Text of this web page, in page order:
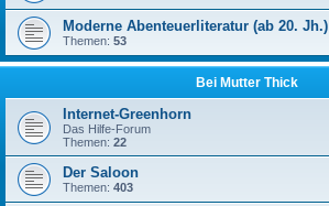
Moderne Abenteuerliteratur (ab 20. Jh.)
Themen: 53
Bei Mutter Thick
Internet-Greenhorn
Das Hilfe-Forum
Themen: 22
Der Saloon
Themen: 403